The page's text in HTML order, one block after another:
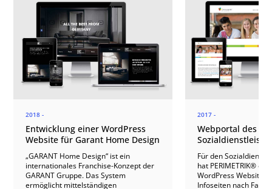
2018 -
Entwicklung einer WordPress
Website für Garant Home Design
„GARANT Home Design“ ist ein
internationales Franchise-Konzept der
GARANT Gruppe. Das System
ermöglicht mittelständigen
2017 -
Webportal des
Für den
hat PERIMETRIK®
WordPress Website
Infoseiten nach